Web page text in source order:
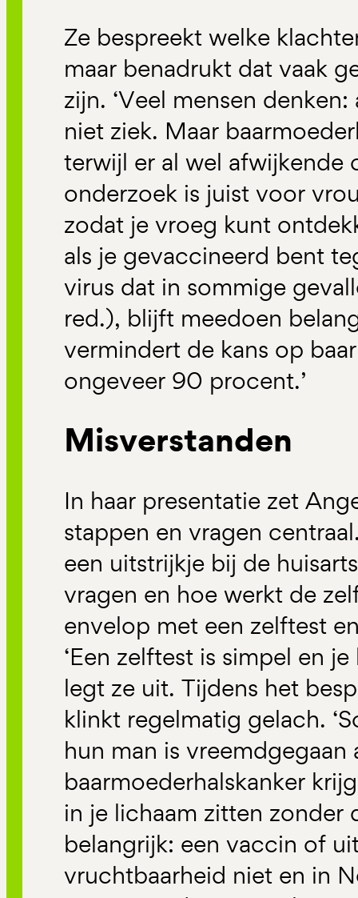
Ze bespreekt welke
maar benadrukt dat vaak
zijn. ‘Veel mensen
niet ziek. Maar
terwijl er al wel afwijkende
onderzoek is juist voor
zodat je vroeg kunt
als je gevaccineerd bent
virus dat in sommige
red.), blijft meedoen
vermindert de kans op
ongeveer 90 procent.’
Misverstanden
In haar presentatie zet
stappen en vragen
een uitstrijkje bij de
vragen en hoe werkt de
envelop met een zelftest
‘Een zelftest is simpel en
legt ze uit. Tijdens het
klinkt regelmatig gelach.
hun man is vreemdgegaan
baarmoederhalskanker
in je lichaam zitten zonder
belangrijk: een vaccin of
vruchtbaarheid niet en in